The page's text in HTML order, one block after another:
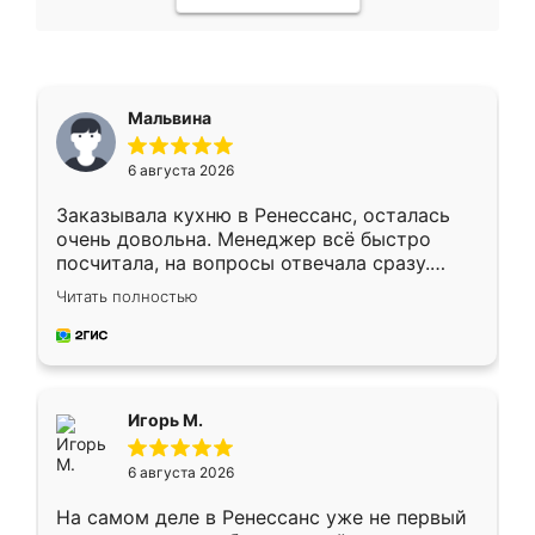
Мальвина
6 августа 2026
Заказывала кухню в Ренессанс, осталась
очень довольна. Менеджер всё быстро
посчитала, на вопросы отвечала сразу.
Замерщик приехал в субботу, подошёл к
делу со всей ответственностью. Собрали
за день, ребята работали аккуратно, даже
Читать полностью
Игорь М.
6 августа 2026
На самом деле в Ренессанс уже не первый